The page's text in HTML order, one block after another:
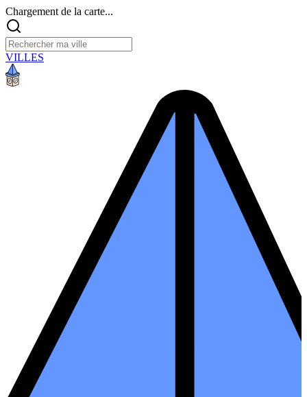
Chargement de la carte...
VILLES